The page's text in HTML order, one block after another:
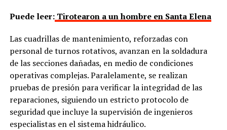
Puede leer:Tirotearon a un hombre en Santa Elena
Las cuadrillas de mantenimiento, reforzadas con
personal de turnos rotativos, avanzan en la soldadura
de las secciones dañadas, en medio de condiciones
operativas complejas. Paralelamente, se realizan
pruebas de presión para verificar la integridad de las
reparaciones, siguiendo un estricto protocolo de
seguridad que incluye la supervisión de ingenieros
especialistas en el sistema hidráulico.